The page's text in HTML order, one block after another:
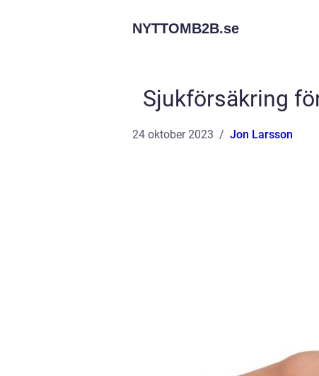
NYTTOMB2B.se
Sjukförsäkring
24 oktober 2023 Jon Larsson